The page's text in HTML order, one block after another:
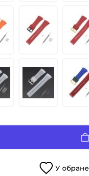
У обране